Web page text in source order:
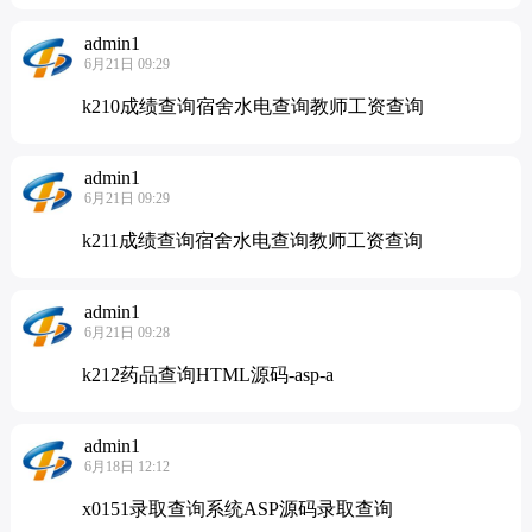
admin1
6月21日 09:29
k210成绩查询宿舍水电查询教师工资查询
admin1
6月21日 09:29
k211成绩查询宿舍水电查询教师工资查询
admin1
6月21日 09:28
k212药品查询HTML源码-asp-a
admin1
6月18日 12:12
x0151录取查询系统ASP源码录取查询